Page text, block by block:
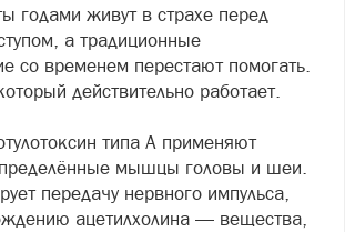
годами живут в страхе перед
а традиционные
со временем перестают помогать.
действительно работает.
типа А применяют
мышцы головы и шеи.
передачу нервного импульса,
ацетилхолина — вещества,